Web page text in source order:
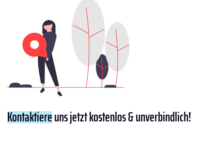
Kontaktiereuns jetzt kostenlos & unverbindlich!